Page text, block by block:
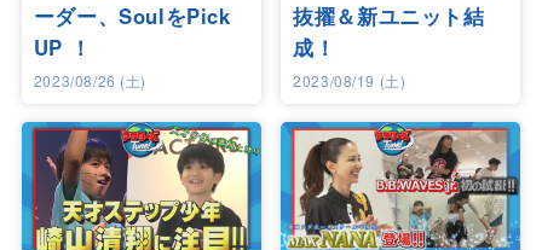
ーダー、SoulをPick
UP ！
2023/08/26 (土)
抜擢＆新ユニット結
成！
2023/08/19 (土)